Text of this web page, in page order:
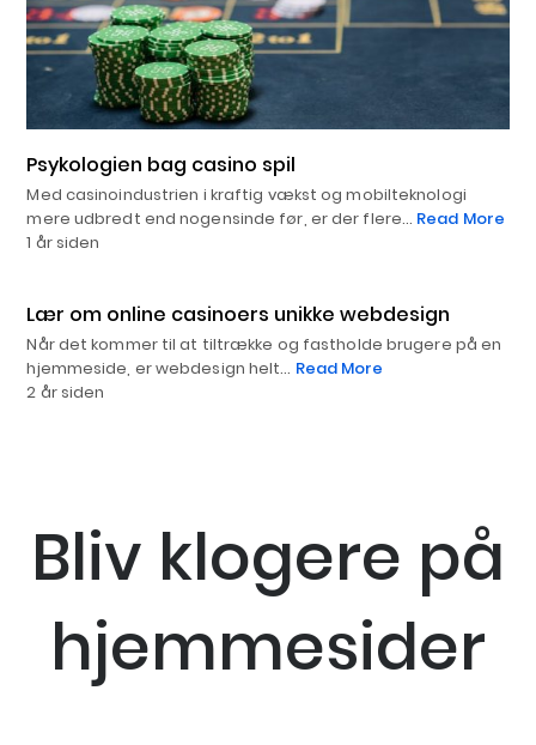
Psykologien bag casino spil
Med casinoindustrien i kraftig vækst og mobilteknologi
mere udbredt end nogensinde før, er der flere… Read More
1 år siden
Lær om online casinoers unikke webdesign
Når det kommer til at tiltrække og fastholde brugere på en
hjemmeside, er webdesign helt… Read More
2 år siden
Bliv klogere på
hjemmesider